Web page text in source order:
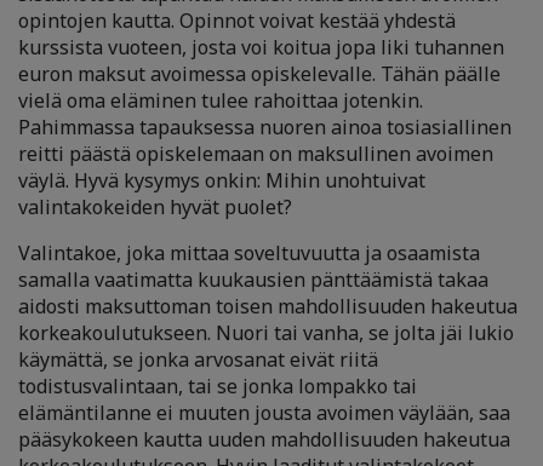
opintojen kautta. Opinnot voivat kestää yhdestä
kurssista vuoteen, josta voi koitua jopa liki tuhannen
euron maksut avoimessa opiskelevalle. Tähän päälle
vielä oma eläminen tulee rahoittaa jotenkin.
Pahimmassa tapauksessa nuoren ainoa tosiasiallinen
reitti päästä opiskelemaan on maksullinen avoimen
väylä. Hyvä kysymys onkin: Mihin unohtuivat
valintakokeiden hyvät puolet?
Valintakoe, joka mittaa soveltuvuutta ja osaamista
samalla vaatimatta kuukausien pänttäämistä takaa
aidosti maksuttoman toisen mahdollisuuden hakeutua
korkeakoulutukseen. Nuori tai vanha, se jolta jäi lukio
käymättä, se jonka arvosanat eivät riitä
todistusvalintaan, tai se jonka lompakko tai
elämäntilanne ei muuten jousta avoimen väylään, saa
pääsykokeen kautta uuden mahdollisuuden hakeutua